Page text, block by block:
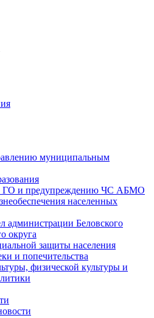
муниципальным
ГО и предупреждению ЧС АБМО
населенных
администрации Беловского
округа
защиты населения
и попечительства
физической культуры и